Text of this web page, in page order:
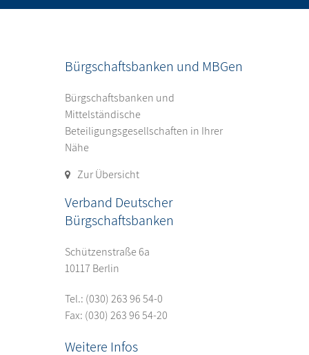
Bürgschaftsbanken und MBGen
Bürgschaftsbanken und
Mittelständische
Beteiligungsgesellschaften in Ihrer
Nähe
Zur Übersicht
Verband Deutscher
Bürgschaftsbanken
Schützenstraße 6a
10117 Berlin
Tel.: (030) 263 96 54-0
Fax: (030) 263 96 54-20
Weitere Infos